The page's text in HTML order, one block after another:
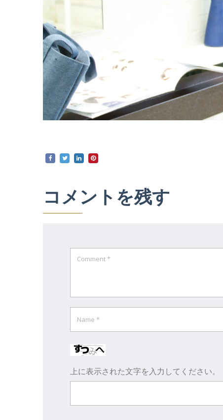
コメントを残す
上に表示された文字を入力してください。